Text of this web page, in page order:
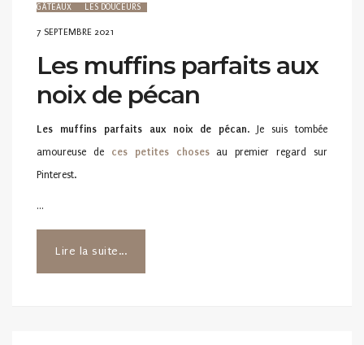
GÂTEAUX LES DOUCEURS
POSTED
7 SEPTEMBRE 2021
Les muffins parfaits aux
noix de pécan
Les muffins parfaits aux noix de pécan. Je suis tombée
amoureuse de ces petiteschoses
au premier regard sur
Pinterest.
…
Lire la suite...